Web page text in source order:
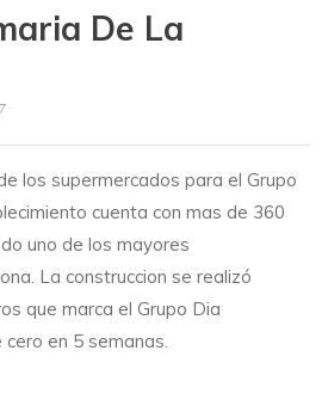
De La
los supermercados para el Grupo
cuenta con mas de 360
uno de los mayores
La construccion se realizó
que marca el Grupo Dia
en 5 semanas.